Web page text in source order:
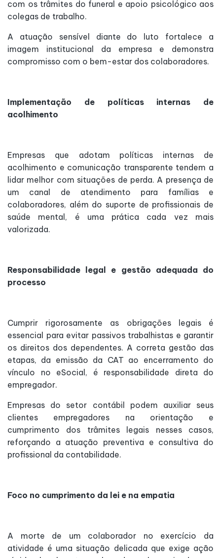
com os trâmites do funeral e apoio psicológico aos
colegas de trabalho.
A atuação sensível diante do luto fortalece a
imagem institucional da empresa e demonstra
compromisso com o bem-estar dos colaboradores.
Implementação de políticas internas de
acolhimento
Empresas que adotam políticas internas de
acolhimento e comunicação transparente tendem a
lidar melhor com situações de perda. A presença de
um canal de atendimento para famílias e
colaboradores, além do suporte de profissionais de
saúde mental, é uma prática cada vez mais
valorizada.
Responsabilidade legal e gestão adequada do
processo
Cumprir rigorosamente as obrigações legais é
essencial para evitar passivos trabalhistas e garantir
os direitos dos dependentes. A correta gestão das
etapas, da emissão da CAT ao encerramento do
vínculo no eSocial, é responsabilidade direta do
empregador.
Empresas do setor contábil podem auxiliar seus
clientes empregadores na orientação e
cumprimento dos trâmites legais nesses casos,
reforçando a atuação preventiva e consultiva do
profissional da contabilidade.
Foco no cumprimento da lei e na empatia
A morte de um colaborador no exercício da
atividade é uma situação delicada que exige ação